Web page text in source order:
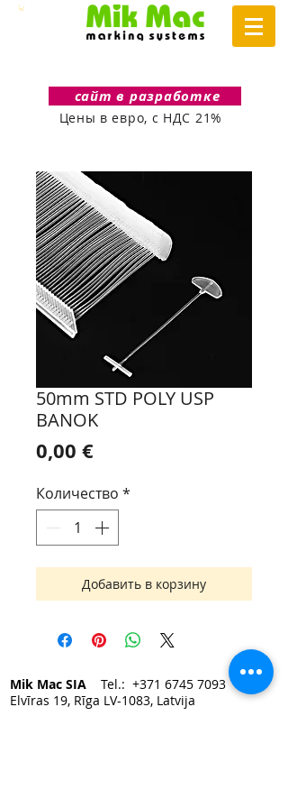
сайт в разработке
Цены в евро, с НДС 21%
50mm STD POLY USP
BANOK
0,00 €Цена
Количество *
Добавить в корзину
Mik Mac SIA Tel.: +371 6745 7093
Elvīras 19, Rīga LV-1083, Latvija